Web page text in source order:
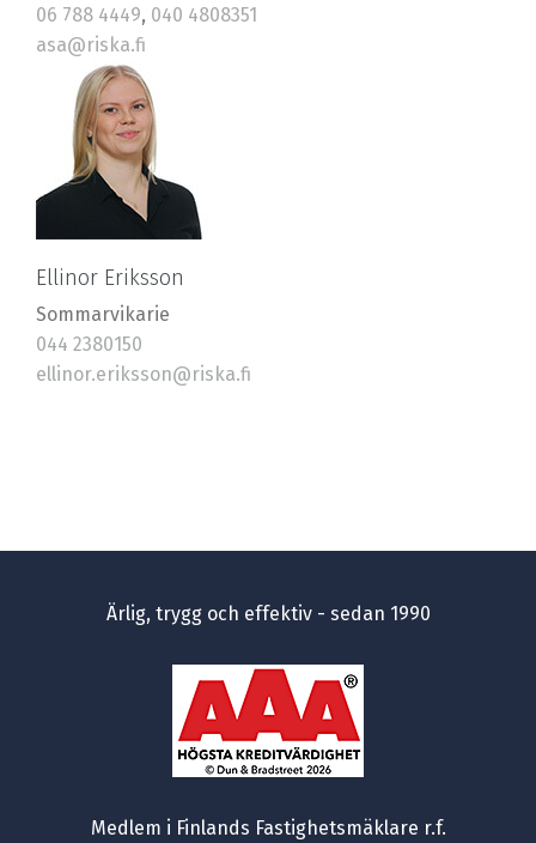
06 788 4449, 040 4808351
asa@riska.fi
Ellinor Eriksson
Sommarvikarie
044 2380150
ellinor.eriksson@riska.fi
Ärlig, trygg och effektiv - sedan 1990
Medlem i Finlands Fastighetsmäklare r.f.